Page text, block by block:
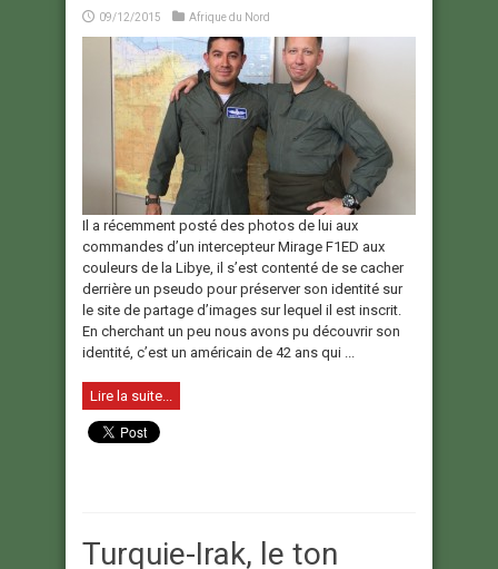
09/12/2015 Afrique du Nord
Il a récemment posté des photos de lui aux
commandes d’un intercepteur Mirage F1ED aux
couleurs de la Libye, il s’est contenté de se cacher
derrière un pseudo pour préserver son identité sur
le site de partage d’images sur lequel il est inscrit.
En cherchant un peu nous avons pu découvrir son
identité, c’est un américain de 42 ans qui ...
Lire la suite...
Turquie-Irak, le ton